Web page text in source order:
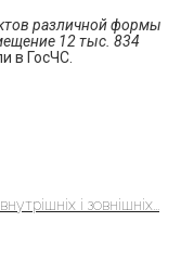
различной формы
12 тыс. 834
в ГосЧС.
і зовнішніх...